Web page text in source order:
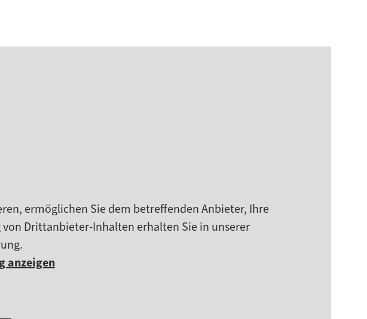
ermöglichen Sie dem betreffenden Anbieter, Ihre
Drittanbieter-Inhalten erhalten Sie in unserer
anzeigen